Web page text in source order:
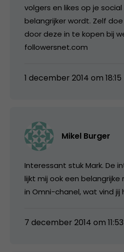
volgers en likes op je
belangrijker wordt. Zelf
door deze in te kopen bij
followersnet.com
1 december 2014 om 18:15
Mikel Burger
Interessant stuk Mark. De
lijkt mij ook een
in Omni-chanel, wat vind jij
7 december 2014 om 11:53